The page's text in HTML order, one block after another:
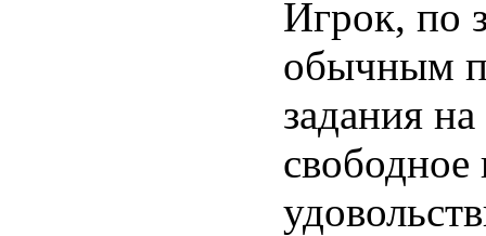
Игрок, по
обычным
задания
свободное